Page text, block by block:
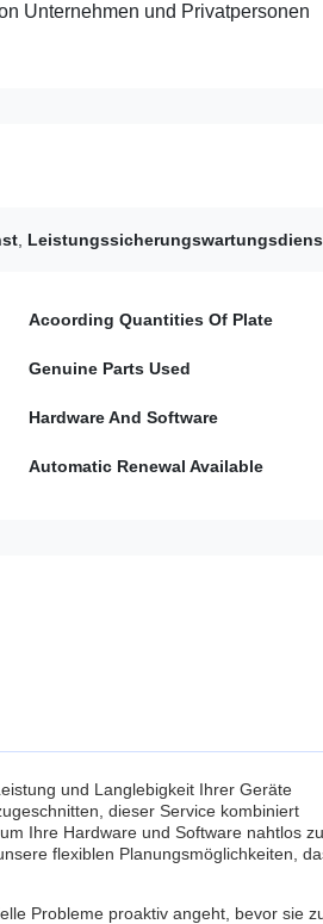
Unternehmen und Privatpersonen
Acoording Quantities Of Plate
Genuine Parts Used
Hardware And Software
Automatic Renewal Available
und Langlebigkeit Ihrer Geräte
dieser Service kombiniert
Ihre Hardware und Software nahtlos zu
flexiblen Planungsmöglichkeiten,
Probleme proaktiv angeht, bevor sie